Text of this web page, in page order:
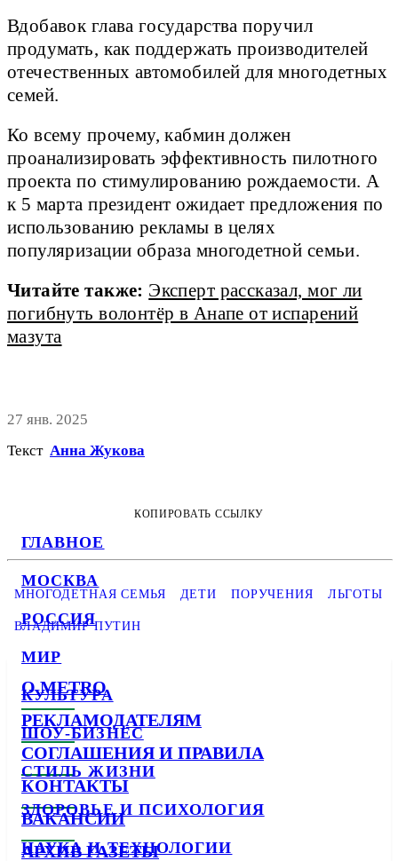
ГЛАВНОЕ
МОСКВА
РОССИЯ
МИР
КУЛЬТУРА
ШОУ-БИЗНЕС
СТИЛЬ ЖИЗНИ
ЗДОРОВЬЕ И ПСИХОЛОГИЯ
НАУКА И ТЕХНОЛОГИИ
Вдобавок глава государства поручил
продумать, как поддержать производителей
отечественных автомобилей для многодетных
семей.
Ко всему прочему, кабмин должен
проанализировать эффективность пилотного
проекта по стимулированию рождаемости. А
к 5 марта президент ожидает предложения по
использованию рекламы в целях
популяризации образа многодетной семьи.
Читайте также: Эксперт рассказал, мог ли
погибнуть волонтёр в Анапе от испарений
мазута
27 янв. 2025
Текст Анна Жукова
КОПИРОВАТЬ ССЫЛКУ
МНОГОДЕТНАЯ СЕМЬЯ ДЕТИ ПОРУЧЕНИЯ ЛЬГОТЫ
ВЛАДИМИР ПУТИН
О METRO
РЕКЛАМОДАТЕЛЯМ
СОГЛАШЕНИЯ И ПРАВИЛА
КОНТАКТЫ
ВАКАНСИИ
АРХИВ ГАЗЕТЫ